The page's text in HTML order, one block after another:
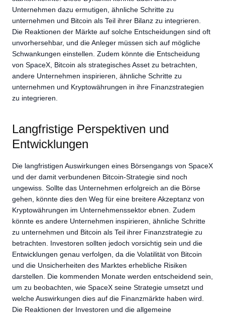
Unternehmen dazu ermutigen, ähnliche Schritte zu
unternehmen und Bitcoin als Teil ihrer Bilanz zu integrieren.
Die Reaktionen der Märkte auf solche Entscheidungen sind oft
unvorhersehbar, und die Anleger müssen sich auf mögliche
Schwankungen einstellen. Zudem könnte die Entscheidung
von SpaceX, Bitcoin als strategisches Asset zu betrachten,
andere Unternehmen inspirieren, ähnliche Schritte zu
unternehmen und Kryptowährungen in ihre Finanzstrategien
zu integrieren.
Langfristige Perspektiven und
Entwicklungen
Die langfristigen Auswirkungen eines Börsengangs von SpaceX
und der damit verbundenen Bitcoin-Strategie sind noch
ungewiss. Sollte das Unternehmen erfolgreich an die Börse
gehen, könnte dies den Weg für eine breitere Akzeptanz von
Kryptowährungen im Unternehmenssektor ebnen. Zudem
könnte es andere Unternehmen inspirieren, ähnliche Schritte
zu unternehmen und Bitcoin als Teil ihrer Finanzstrategie zu
betrachten. Investoren sollten jedoch vorsichtig sein und die
Entwicklungen genau verfolgen, da die Volatilität von Bitcoin
und die Unsicherheiten des Marktes erhebliche Risiken
darstellen. Die kommenden Monate werden entscheidend sein,
um zu beobachten, wie SpaceX seine Strategie umsetzt und
welche Auswirkungen dies auf die Finanzmärkte haben wird.
Die Reaktionen der Investoren und die allgemeine